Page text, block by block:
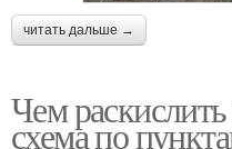
читать дальше →
Чем
схема по